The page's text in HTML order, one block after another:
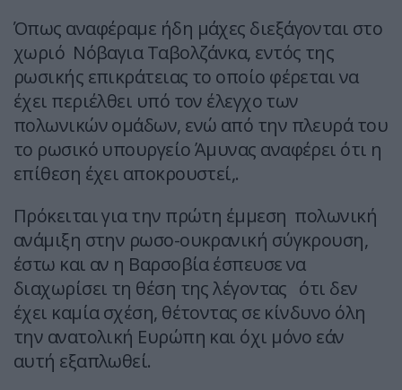
Όπως αναφέραμε ήδη μάχες διεξάγονται στο
χωριό Νόβαγια Ταβολζάνκα, εντός της
ρωσικής επικράτειας το οποίο φέρεται να
έχει περιέλθει υπό τον έλεγχο των
πολωνικών ομάδων, ενώ από την πλευρά του
το ρωσικό υπουργείο Άμυνας αναφέρει ότι η
επίθεση έχει αποκρουστεί,.
Πρόκειται για την πρώτη έμμεση πολωνική
ανάμιξη στην ρωσο-ουκρανική σύγκρουση,
έστω και αν η Βαρσοβία έσπευσε να
διαχωρίσει τη θέση της λέγοντας ότι δεν
έχει καμία σχέση, θέτοντας σε κίνδυνο όλη
την ανατολική Ευρώπη και όχι μόνο εάν
αυτή εξαπλωθεί.